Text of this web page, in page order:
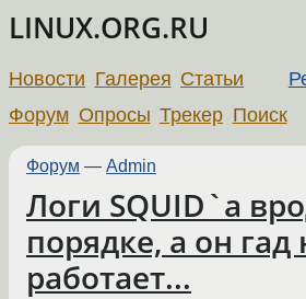
LINUX.ORG.RU
Новости Галерея Статьи
Форум Опросы Трекер Поиск
Форум — Admin
Логи SQUID`а
порядке, а он гад
работает...